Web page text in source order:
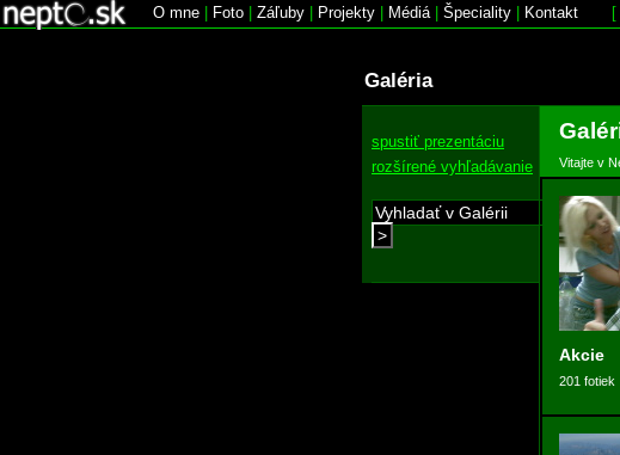
O mne Foto Záľuby Projekty Médiá| Špeciality Kontakt [
Galéria
spustiť prezentáciu
rozšírené vyhľadávanie
>
Vitajte v
Akcie
201 fotiek